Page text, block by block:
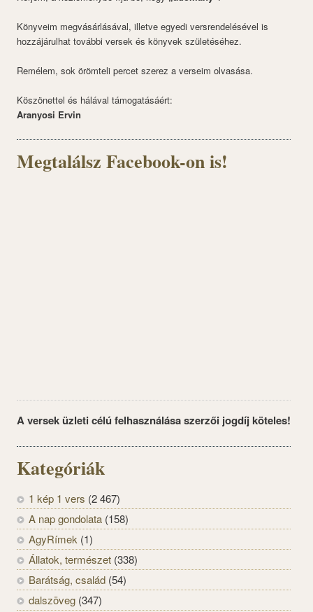
Könyveim megvásárlásával, illetve egyedi versrendelésével is
hozzájárulhat további versek és könyvek születéséhez.
Remélem, sok örömteli percet szerez a verseim olvasása.
Köszönettel és hálával támogatásáért:
Aranyosi Ervin
Megtalálsz Facebook-on is!
A versek üzleti célú felhasználása szerzői jogdíj köteles!
Kategóriák
1 kép 1 vers (2 467)
A nap gondolata (158)
AgyRímek (1)
Állatok, természet (338)
Barátság, család (54)
dalszöveg (347)